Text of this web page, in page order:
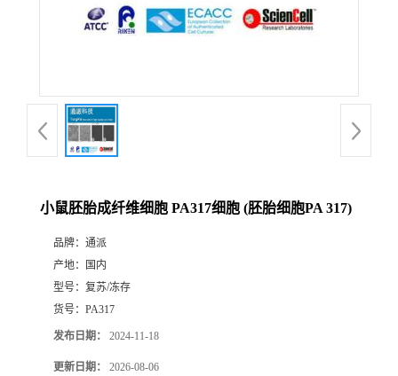
小鼠胚胎成纤维细胞 PA317细胞 (胚胎细胞PA 317)
品牌： 通派
产地：
国内
型号： 复苏/冻存
货号： PA317
发布日期： 2024-11-18
更新日期： 2026-08-06